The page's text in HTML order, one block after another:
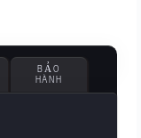
BẢO
HÀNH